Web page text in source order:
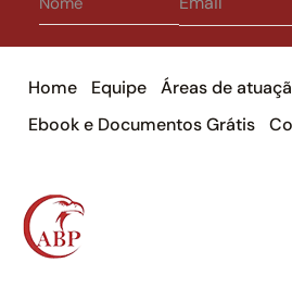
Home Equipe Áreas de
Ebook e Documentos Grátis